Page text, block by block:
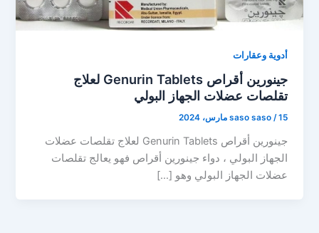
أدوية وعقارات
جينورين أقراص Genurin Tablets لعلاج
تقلصات عضلات الجهاز البولي
saso saso /15 مارس، 2024
جينورين أقراص Genurin Tablets لعلاج تقلصات عضلات
الجهاز البولي ، دواء جينورين أقراص فهو يعالج تقلصات
عضلات الجهاز البولي وهو […]